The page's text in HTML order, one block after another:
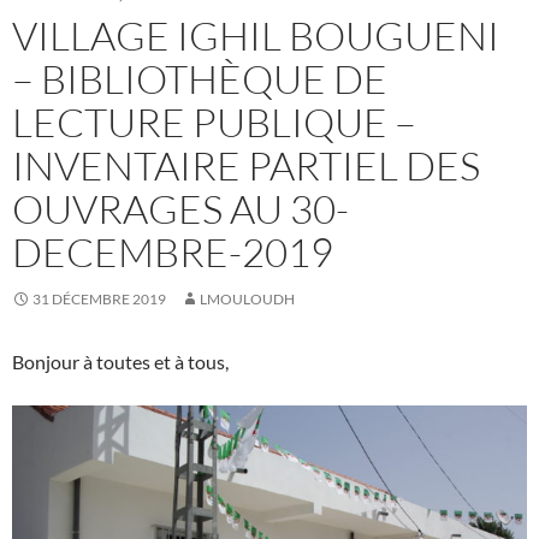
VILLAGE IGHIL BOUGUENI
– BIBLIOTHÈQUE DE
LECTURE PUBLIQUE –
INVENTAIRE PARTIEL DES
OUVRAGES AU 30-
DECEMBRE-2019
31 DÉCEMBRE 2019 LMOULOUDH
Bonjour à toutes et à tous,